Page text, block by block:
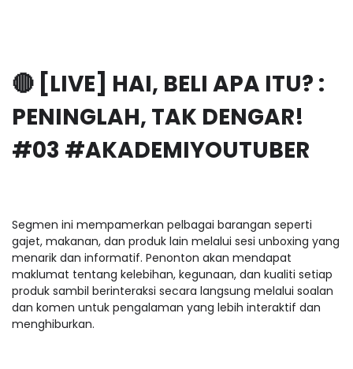
🔴 [LIVE] HAI, BELI APA ITU? :
PENINGLAH, TAK DENGAR!
#03 #AKADEMIYOUTUBER
Segmen ini mempamerkan pelbagai barangan seperti
gajet, makanan, dan produk lain melalui sesi unboxing yang
menarik dan informatif. Penonton akan mendapat
maklumat tentang kelebihan, kegunaan, dan kualiti setiap
produk sambil berinteraksi secara langsung melalui soalan
dan komen untuk pengalaman yang lebih interaktif dan
menghiburkan.